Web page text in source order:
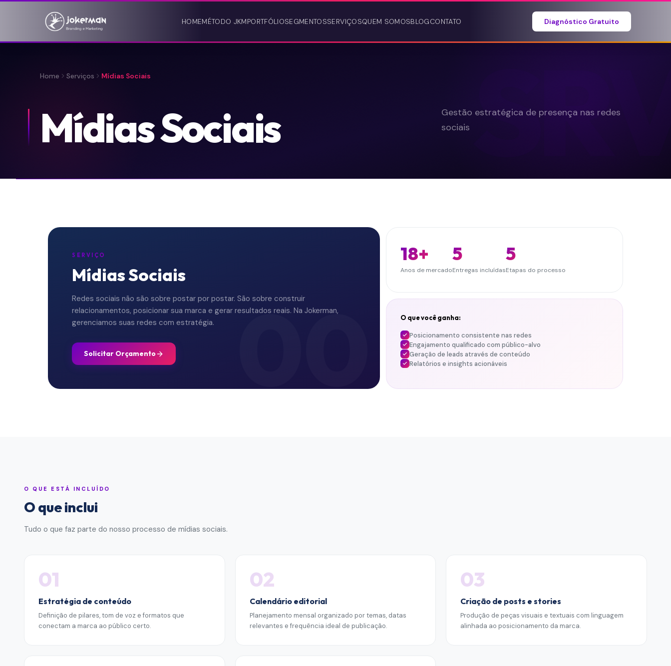
HOMEMÉTODO JKMPORTFÓLIOSEGMENTOSSERVIÇOSQUEM SOMOSBLOGCONTATO Diagnóstico Gratuito
Home Serviços Mídias Sociais
Mídias Sociais
Gestão estratégica de presença nas redes
sociais
00
SERVIÇO
Mídias Sociais
Redes sociais não são sobre postar por postar. São sobre construir
relacionamentos, posicionar sua marca e gerar resultados reais. Na Jokerman,
gerenciamos suas redes com estratégia.
Solicitar Orçamento
18+
Anos de mercado
5
Entregas incluídas
5
Etapas do processo
O que você ganha:
Posicionamento consistente nas redes
Engajamento qualificado com público-alvo
Geração de leads através de conteúdo
Relatórios e insights acionáveis
O QUE ESTÁ INCLUÍDO
O que inclui
Tudo o que faz parte do nosso processo de mídias sociais.
01
Estratégia de conteúdo
Definição de pilares, tom de voz e formatos que
conectam a marca ao público certo.
02
Calendário editorial
Planejamento mensal organizado por temas, datas
relevantes e frequência ideal de publicação.
03
Criação de posts e stories
Produção de peças visuais e textuais com linguagem
alinhada ao posicionamento da marca.